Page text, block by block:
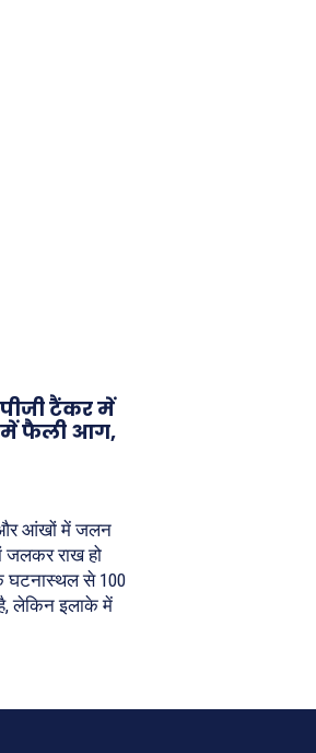
टैंकर में
में फैली आग,
आंखों में जलन
जलकर राख हो
घटनास्थल से 100
लेकिन इलाके में